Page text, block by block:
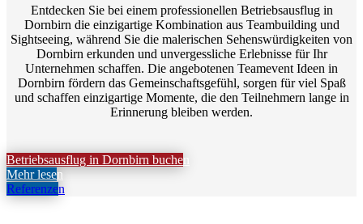
Entdecken Sie bei einem professionellen Betriebsausflug in
Dornbirn die einzigartige Kombination aus Teambuilding und
Sightseeing, während Sie die malerischen Sehenswürdigkeiten von
Dornbirn erkunden und unvergessliche Erlebnisse für Ihr
Unternehmen schaffen. Die angebotenen Teamevent Ideen in
Dornbirn fördern das Gemeinschaftsgefühl, sorgen für viel Spaß
und schaffen einzigartige Momente, die den Teilnehmern lange in
Erinnerung bleiben werden.
Betriebsausflug in Dornbirn buchen
Mehr lesen
Referenzen